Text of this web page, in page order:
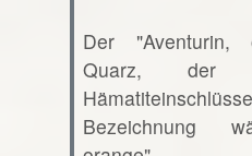
Der "Aventurin,
Quarz, der
Bezeichnung